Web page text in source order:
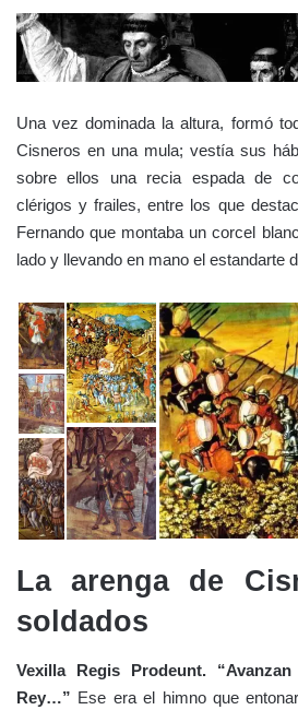
Una vez dominada la altura, formó
Cisneros en una mula; vestía sus
sobre ellos una recia espada de
clérigos y frailes, entre los que
Fernando que montaba un corcel
lado y llevando en mano el estandarte
La arenga de
soldados
Vexilla Regis Prodeunt.
Rey…” Ese era el himno que